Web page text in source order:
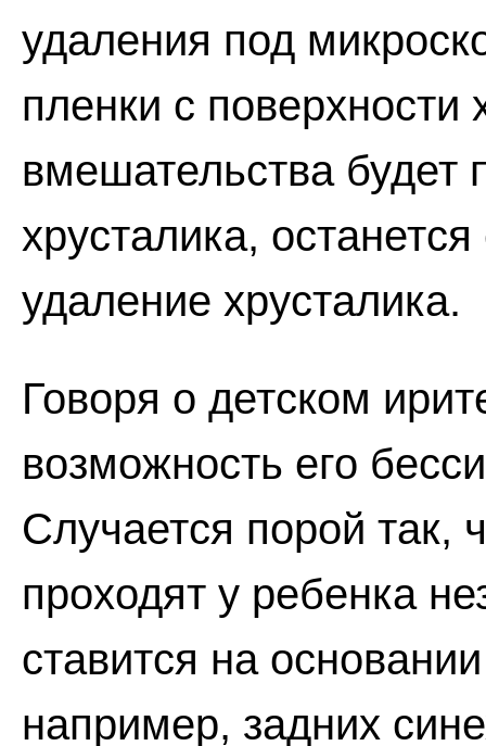
удаления под
пленки с
вмешательства будет
хрусталика,
удаление хрусталика.
Говоря о детском
возможность его
Случается порой так,
проходят у ребенка
ставится на
например, задних